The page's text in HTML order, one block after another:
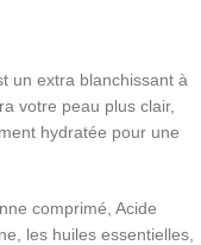
un extra blanchissant à
votre peau plus clair,
hydratée pour une
comprimé, Acide
les huiles essentielles,